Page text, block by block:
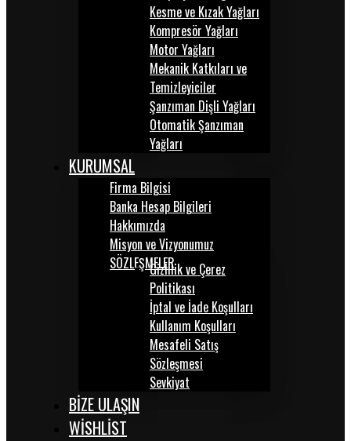
Kesme ve Kızak Yağları
Kompresör Yağları
Motor Yağları
Mekanik Katkıları ve
Temizleyiciler
Şanzıman Dişli Yağları
Otomatik Şanzıman
Yağları
KURUMSAL
Firma Bilgisi
Banka Hesap Bilgileri
Hakkımızda
Misyon ve Vizyonumuz
SÖZLEŞMELERGizlilik ve Çerez
Politikası
İptal ve İade Koşulları
Kullanım Koşulları
Mesafeli Satış
Sözleşmesi
Sevkiyat
BİZE ULAŞIN
WISHLIST